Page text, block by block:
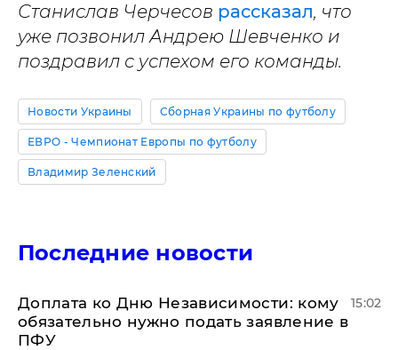
Станислав Черчесов рассказал, что
уже позвонил Андрею Шевченко и
поздравил с успехом его команды.
Новости Украины Сборная Украины по футболу
ЕВРО - Чемпионат Европы по футболу
Владимир Зеленский
Последние новости
Доплата ко Дню Независимости: кому
обязательно нужно подать заявление в
ПФУ
15:02